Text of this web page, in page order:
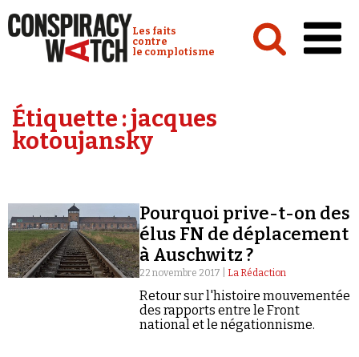
Conspiracy Watch :
Les faits
contre
le complotisme
Analyses
Émissions
Revues de presse
Étiquette :jacques
kotoujansky
Pourquoi prive-t-on des
élus FN de déplacement
à Auschwitz ?
22 novembre 2017 | La Rédaction
Retour sur l'histoire mouvementée
des rapports entre le Front
national et le négationnisme.